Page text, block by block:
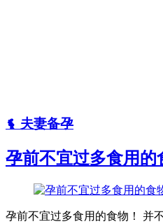
夫妻备孕
孕前不宜过多食用的
孕前不宜过多食用的食物！ 并